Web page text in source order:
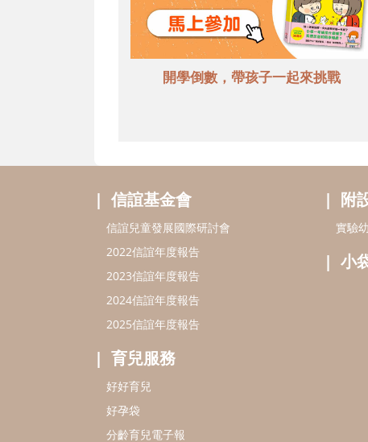
開學倒數，帶孩子一起來挑戰
信誼基金會
信誼兒童發展國際研討會
2022信誼年度報告
2023信誼年度報告
2024信誼年度報告
2025信誼年度報告
育兒服務
好好育兒
好孕袋
分齡育兒電子報
附
實驗
小